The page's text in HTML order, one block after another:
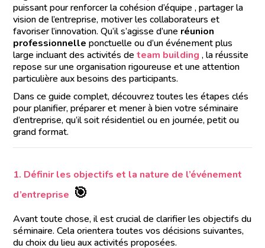
puissant pour renforcer la cohésion d’équipe , partager la
vision de l’entreprise, motiver les collaborateurs et
favoriser l’innovation. Qu’il s’agisse d’une réunion
professionnelle ponctuelle ou d’un événement plus
large incluant des activités deteam building , la réussite
repose sur une organisation rigoureuse et une attention
particulière aux besoins des participants.
Dans ce guide complet, découvrez toutes les étapes clés
pour planifier, préparer et mener à bien votre séminaire
d’entreprise, qu’il soit résidentiel ou en journée, petit ou
grand format.
1. Définir les objectifs et la nature de l’événement
d’entreprise 🎯
Avant toute chose, il est crucial de clarifier les objectifs du
séminaire. Cela orientera toutes vos décisions suivantes,
du choix du lieu aux activités proposées.